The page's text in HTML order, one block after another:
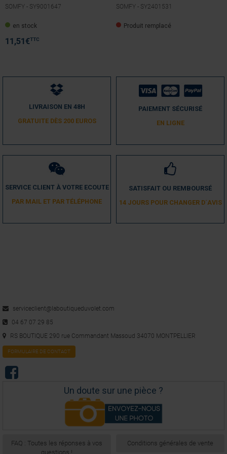
SOMFY - SY9001647
en stock
11,51 €TTC
SOMFY - SY2401531
Produit remplacé
LIVRAISON EN 48H
GRATUITE DÈS 200 EUROS
PAIEMENT SÉCURISÉ
EN LIGNE
SERVICE CLIENT À VOTRE ECOUTE
PAR MAIL ET PAR TÉLÉPHONE
SATISFAIT OU REMBOURSÉ
14 JOURS POUR CHANGER D´AVIS
serviceclient@laboutiqueduvolet.com
04 67 07 29 85
RS BOUTIQUE 290 rue Commandant Massoud 34070 MONTPELLIER
FORMULAIRE DE CONTACT
Un doute sur une pièce ?
FAQ : Toutes les réponses à vos
questions !
Conditions générales de vente